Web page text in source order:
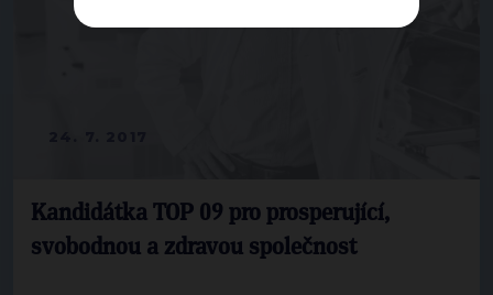
Kandidátka TOP 09 pro prosperující,
svobodnou a zdravou společnost